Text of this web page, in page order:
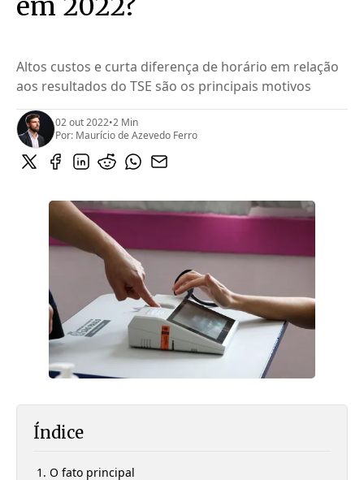
Calcule A Poupança
PARTICIPE
Altos custos e curta diferença de horário em relação
aos resultados do TSE são os principais motivos
02 out 2022•2 Min
Por: Maurício de Azevedo Ferro
Índice
O fato principal